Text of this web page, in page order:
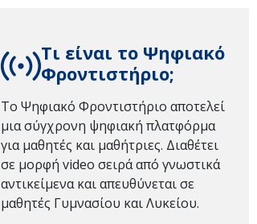
Τι είναι το Ψηφιακό
Φροντιστήριο;
Το Ψηφιακό Φροντιστήριο αποτελεί
μια σύγχρονη ψηφιακή πλατφόρμα
για μαθητές και μαθήτριες. Διαθέτει
σε μορφή video σειρά από γνωστικά
αντικείμενα και απευθύνεται σε
μαθητές Γυμνασίου και Λυκείου.